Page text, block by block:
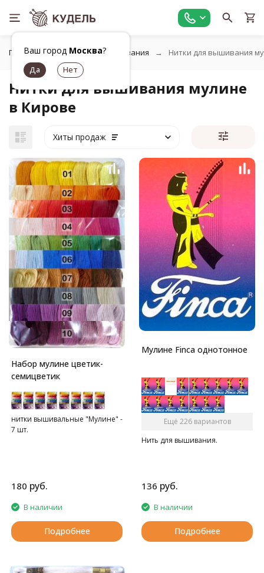
Ваш город Москва?
Главная Товары для вышивания Нитки для вышивания
Нитки для вышивания мулине
в Кирове
Хиты продаж
Набор мулине цветик-
семицветик
нитки вышивальные "Мулине" -
7 шт.
180 руб.
В наличии
Подробнее
Мулине Finca однотонное
Ещё 226 вариантов
Нить для вышивания.
136 руб.
В наличии
Подробнее